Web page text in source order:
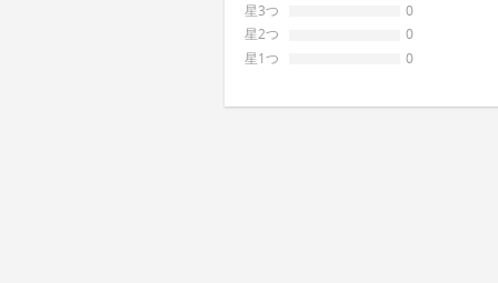
星3つ
0
星2つ
0
星1つ
0